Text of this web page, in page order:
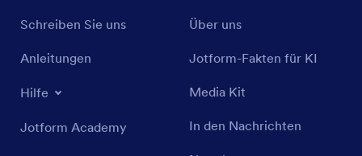
Schreiben Sie uns
Anleitungen
Hilfe
Jotform Academy
Über uns
Jotform-Fakten für KI
Media Kit
In den Nachrichten